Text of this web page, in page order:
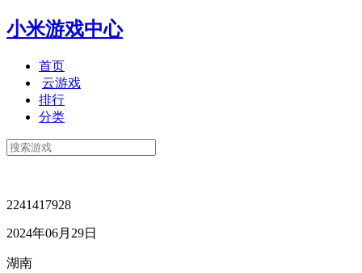
小米游戏中心
首页
云游戏
排行
分类
2241417928
2024年06月29日
湖南